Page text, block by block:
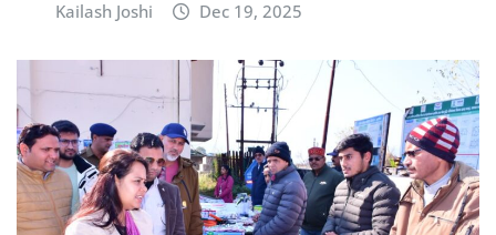
Kailash Joshi Dec 19, 2025